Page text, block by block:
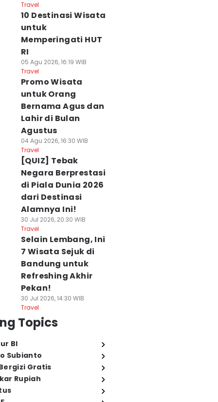
Travel
10 Destinasi Wisata
untuk
Memperingati HUT
RI
05 Agu 2026, 16:19 WIB
Travel
Promo Wisata
untuk Orang
Bernama Agus dan
Lahir di Bulan
Agustus
04 Agu 2026, 16:30 WIB
Travel
[QUIZ] Tebak
Negara Berprestasi
di Piala Dunia 2026
dari Destinasi
Alamnya Ini!
30 Jul 2026, 20:30 WIB
Travel
Selain Lembang, Ini
7 Wisata Sejuk di
Bandung untuk
Refreshing Akhir
Pekan!
30 Jul 2026, 14:30 WIB
Travel
Topics
BI
Subianto
Gratis
Rupiah